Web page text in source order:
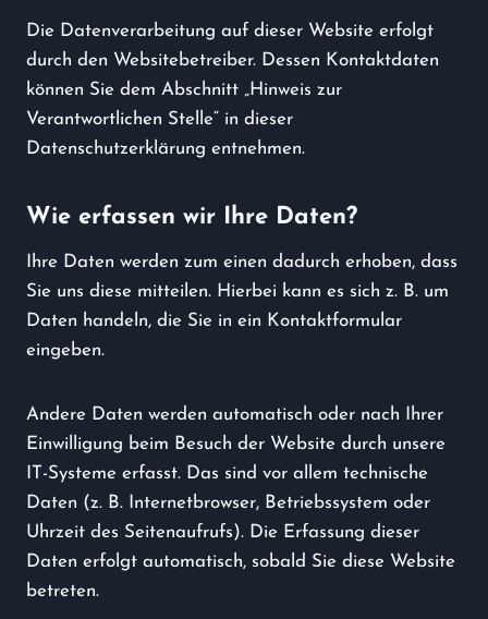
Die Datenverarbeitung auf dieser Website erfolgt
durch den Websitebetreiber. Dessen Kontaktdaten
können Sie dem Abschnitt „Hinweis zur
Verantwortlichen Stelle“ in dieser
Datenschutzerklärung entnehmen.
Wie erfassen wir Ihre Daten?
Ihre Daten werden zum einen dadurch erhoben, dass
Sie uns diese mitteilen. Hierbei kann es sich z. B. um
Daten handeln, die Sie in ein Kontaktformular
eingeben.
Andere Daten werden automatisch oder nach Ihrer
Einwilligung beim Besuch der Website durch unsere
IT-Systeme erfasst. Das sind vor allem technische
Daten (z. B. Internetbrowser, Betriebssystem oder
Uhrzeit des Seitenaufrufs). Die Erfassung dieser
Daten erfolgt automatisch, sobald Sie diese Website
betreten.